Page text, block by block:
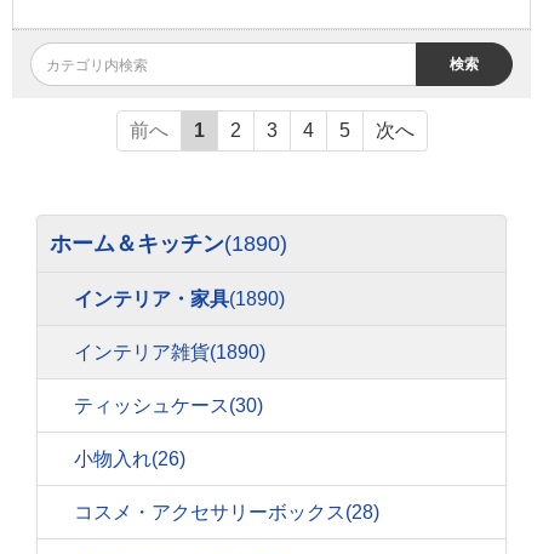
検索
前へ 1 2 3 4 5 次へ
ホーム＆キッチン(1890)
インテリア・家具(1890)
インテリア雑貨(1890)
ティッシュケース(30)
小物入れ(26)
コスメ・アクセサリーボックス(28)